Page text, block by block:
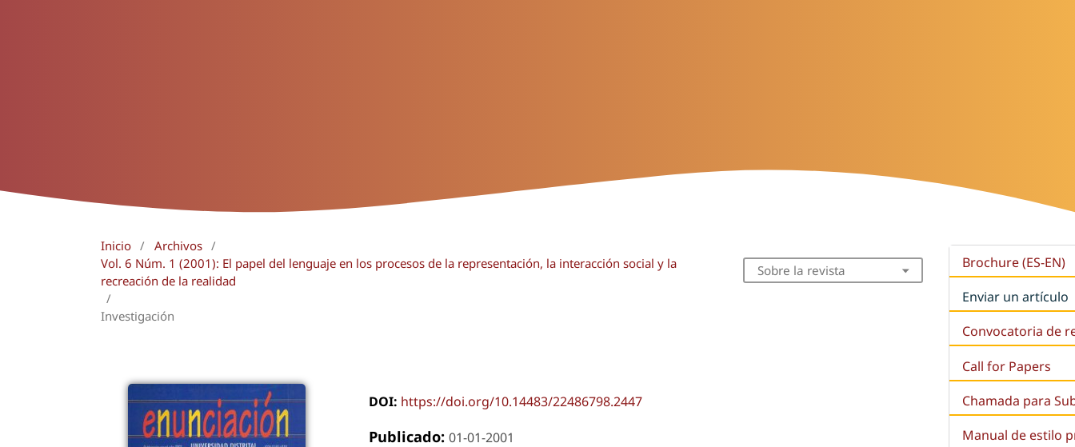
Inicio / Archivos /
Vol. 6 Núm. 1 (2001): El papel del lenguaje en los procesos de la representación, la interacción social y la
recreación de la realidad
/
Investigación
DOI: https://doi.org/10.14483/22486798.2447
Publicado: 01-01-2001
Sobre la revista
Brochure (ES-EN)
Enviar un artículo
Convocatoria de
Call for Papers
Chamada para
Manual de estilo